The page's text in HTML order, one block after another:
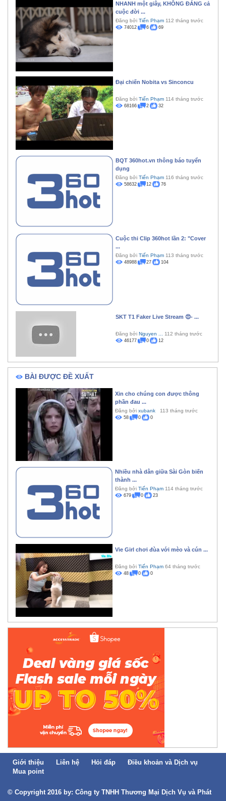
NHANH một giây, KHÔNG ĐÁNG cả
cuộc đời ...
Đăng bởi Tiến Phạm 112 tháng trước
74012 6 69
Đại chiến Nobita vs Sinconcu
Đăng bởi Tiến Phạm 114 tháng trước
68166 2 32
BQT 360hot.vn thông báo tuyển
dụng
Đăng bởi Tiến Phạm 116 tháng trước
58632 12 76
Cuộc thi Clip 360hot lần 2: "Cover
...
Đăng bởi Tiến Phạm 113 tháng trước
48988 27 104
SKT T1 Faker Live Stream 😍- ...
Đăng bởi Nguyen ... 112 tháng trước
46177 0 12
BÀI ĐƯỢC ĐỀ XUẤT
Xin cho chúng con được thông
phần đau ...
Đăng bởi xubank 113 tháng trước
58 0 0
Nhiều nhà dân giữa Sài Gòn biến
thành ...
Đăng bởi Tiến Phạm 114 tháng trước
679 0 23
Vie Girl chơi đùa với mèo và cún ...
Đăng bởi Tiến Phạm 64 tháng trước
48 0 0
Giới thiệu Liên hệ Hỏi đáp
Điều khoản và Dịch vụ
Mua point
© Copyright 2016 by: Công ty TNHH Thương Mại Dịch Vụ và Phát